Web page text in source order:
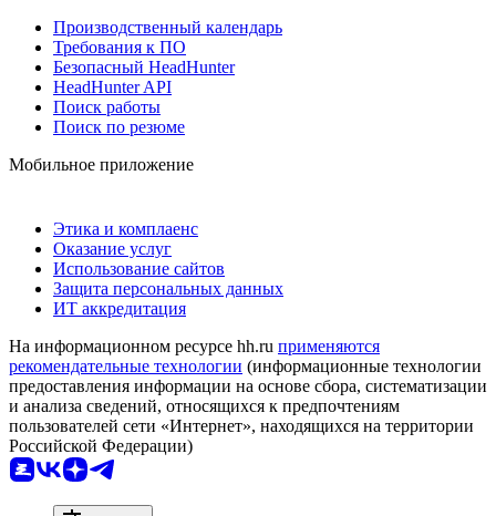
Производственный календарь
Требования к ПО
Безопасный HeadHunter
HeadHunter API
Поиск работы
Поиск по резюме
Мобильное приложение
Этика и комплаенс
Оказание услуг
Использование сайтов
Защита персональных данных
ИТ аккредитация
На информационном ресурсе hh.ru применяются
рекомендательные технологии (информационные технологии
предоставления информации на основе сбора, систематизации
и анализа сведений, относящихся к предпочтениям
пользователей сети «Интернет», находящихся на территории
Российской Федерации)